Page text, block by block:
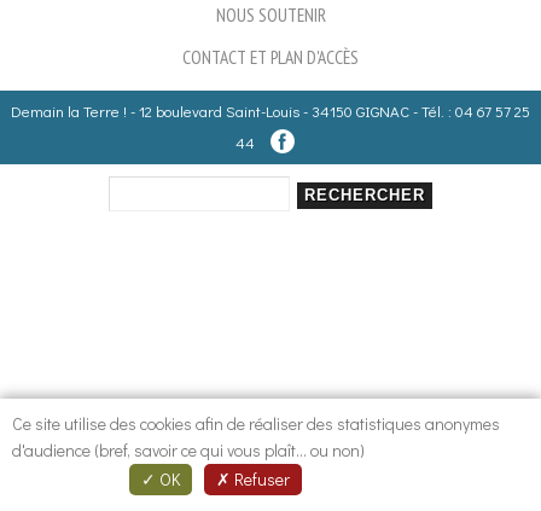
NOUS SOUTENIR
CONTACT ET PLAN D'ACCÈS
Demain la Terre ! - 12 boulevard Saint-Louis - 34150 GIGNAC - Tél. : 04 67 57 25
44
Ce site utilise des cookies afin de réaliser des statistiques anonymes
d'audience (bref, savoir ce qui vous plaît... ou non)
OK
Refuser